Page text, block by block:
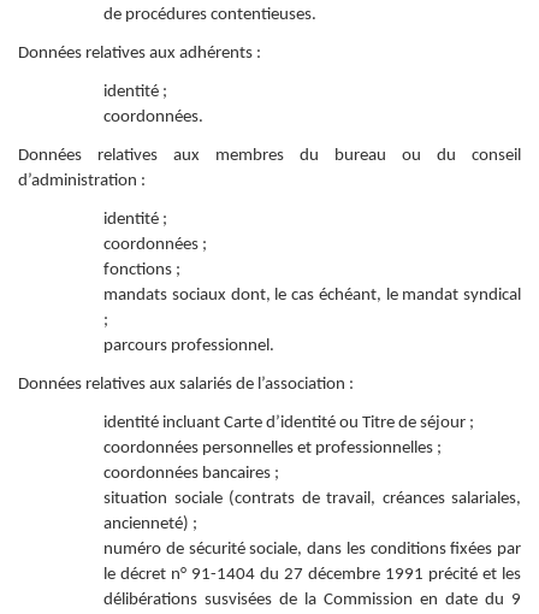
de procédures contentieuses.
Données relatives aux adhérents :
identité ;
coordonnées.
Données relatives aux membres du bureau ou du conseil
d’administration :
identité ;
coordonnées ;
fonctions ;
mandats sociaux dont, le cas échéant, le mandat syndical
;
parcours professionnel.
Données relatives aux salariés de l’association :
identité incluant Carte d’identité ou Titre de séjour ;
coordonnées personnelles et professionnelles ;
coordonnées bancaires ;
situation sociale (contrats de travail, créances salariales,
ancienneté) ;
numéro de sécurité sociale, dans les conditions fixées par
le décret n° 91-1404 du 27 décembre 1991 précité et les
délibérations susvisées de la Commission en date du 9